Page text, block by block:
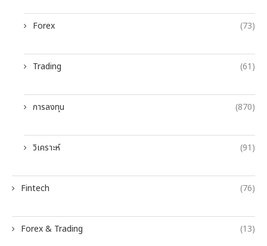
Forex (73)
Trading (61)
การลงทุน (870)
วิเคราะห์ (91)
Fintech (76)
Forex & Trading (13)